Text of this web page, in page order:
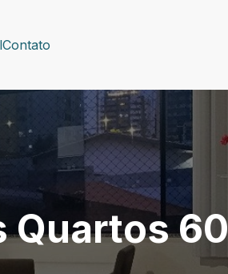
Contato
Quartos